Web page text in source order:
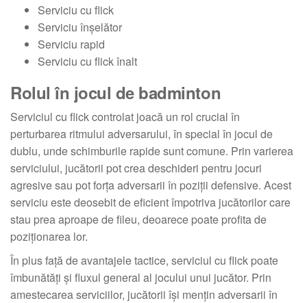
Serviciu cu flick
Serviciu înșelător
Serviciu rapid
Serviciu cu flick înalt
Rolul în jocul de badminton
Serviciul cu flick controlat joacă un rol crucial în
perturbarea ritmului adversarului, în special în jocul de
dublu, unde schimburile rapide sunt comune. Prin varierea
serviciului, jucătorii pot crea deschideri pentru jocuri
agresive sau pot forța adversarii în poziții defensive. Acest
serviciu este deosebit de eficient împotriva jucătorilor care
stau prea aproape de fileu, deoarece poate profita de
poziționarea lor.
În plus față de avantajele tactice, serviciul cu flick poate
îmbunătăți și fluxul general al jocului unui jucător. Prin
amestecarea serviciilor, jucătorii își mențin adversarii în